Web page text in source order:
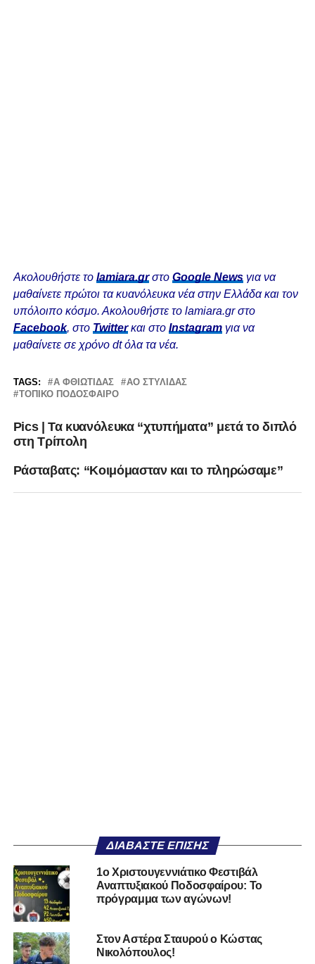
Ακολουθήστε το lamiara.grστο Google Newsγια να
μαθαίνετε πρώτοι τα κυανόλευκα νέα στην Ελλάδα και τον
υπόλοιπο κόσμο. Ακολουθήστε το lamiara.gr στο
Facebook, στο Twitterκαι στο Instagram για να
μαθαίνετε σε χρόνο dt όλα τα νέα.
TAGS: Α ΦΘΙΩΤΙΔΑΣ
ΑΟ ΣΤΥΛΙΔΑΣ
ΤΟΠΙΚΟ ΠΟΔΟΣΦΑΙΡΟ
Pics | Τα κυανόλευκα “χτυπήματα” μετά το διπλό
στη Τρίπολη
Ράσταβατς: “Koιμόμασταν και το πληρώσαμε”
ΔΙΑΒΆΣΤΕ ΕΠΊΣΗΣ
1ο Χριστουγεννιάτικο Φεστιβάλ
Αναπτυξιακού Ποδοσφαίρου: Το
πρόγραμμα των αγώνων!
Στον Αστέρα Σταυρού ο Κώστας
Νικολόπουλος!